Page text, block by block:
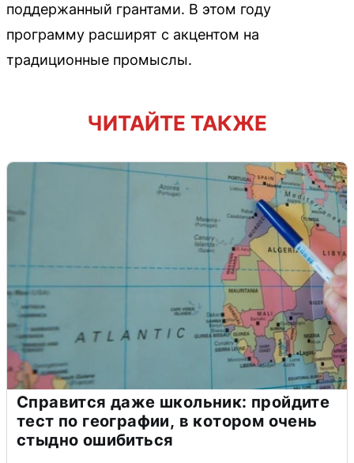
поддержанный грантами. В этом году
программу расширят с акцентом на
традиционные промыслы.
ЧИТАЙТЕ ТАКЖЕ
Справится даже школьник: пройдите
тест по географии, в котором очень
стыдно ошибиться